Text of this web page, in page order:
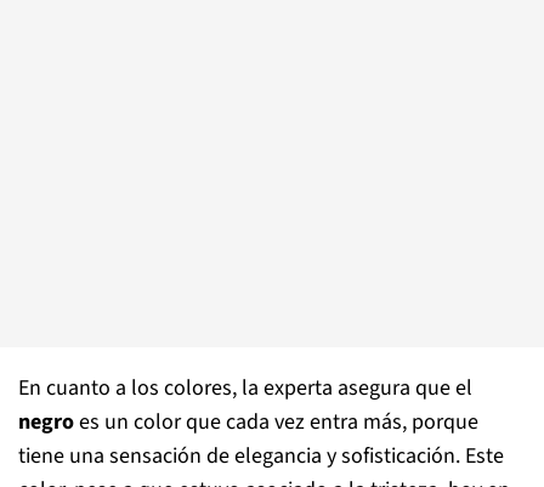
En cuanto a los colores, la experta asegura que el
negroes un color que cada vez entra más, porque
tiene una sensación de elegancia y sofisticación. Este